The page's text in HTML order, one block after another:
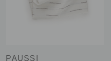
PAUSSI